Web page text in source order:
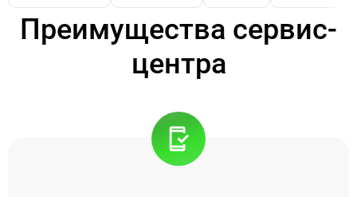
Преимущества сервис-
центра